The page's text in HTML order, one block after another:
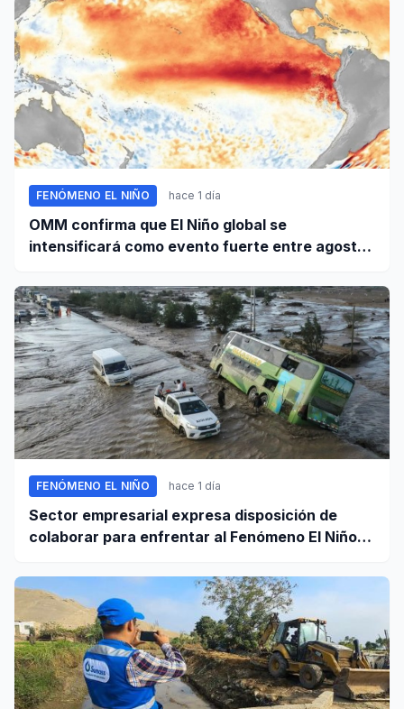
FENÓMENO EL NIÑO hace 1 día
OMM confirma que El Niño global se
intensificará como evento fuerte entre agosto
FENÓMENO EL NIÑO hace 1 día
Sector empresarial expresa disposición de
colaborar para enfrentar al Fenómeno El Niño,